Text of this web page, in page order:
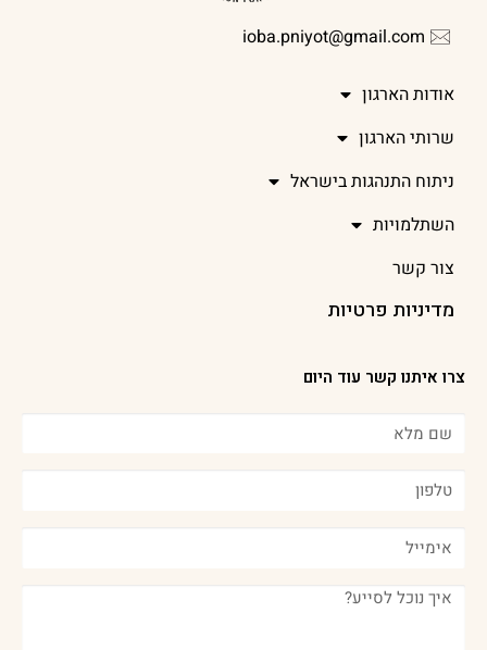
ioba.pniyot@gmail.com
אודות הארגון
שרותי הארגון
ניתוח התנהגות בישראל
השתלמויות
צור קשר
מדיניות פרטיות
צרו איתנו קשר עוד היום